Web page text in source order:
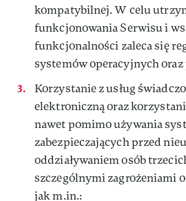
kompatybilnej. W celu
funkcjonowania Serwisu i
funkcjonalności zaleca się
systemów operacyjnych
Korzystanie z usług
elektroniczną oraz
nawet pomimo używania
zabezpieczających przed
oddziaływaniem osób
szczególnymi zagrożeniami
jak m.in.: